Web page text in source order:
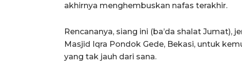
akhirnya menghembuskan nafas terakhir.
Rencananya, siang ini (ba’da shalat Jumat),
Masjid Iqra Pondok Gede, Bekasi, untuk
yang tak jauh dari sana.